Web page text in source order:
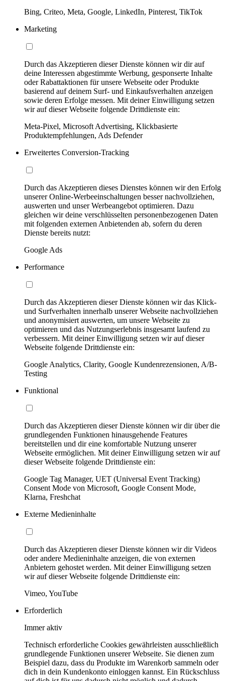
Bing, Criteo, Meta, Google, LinkedIn, Pinterest, TikTok
Marketing
Durch das Akzeptieren dieser Dienste können wir dir auf
deine Interessen abgestimmte Werbung, gesponserte Inhalte
oder Rabattaktionen für unsere Webseite oder Produkte
basierend auf deinem Surf- und Einkaufsverhalten anzeigen
sowie deren Erfolge messen. Mit deiner Einwilligung setzen
wir auf dieser Webseite folgende Drittdienste ein:
Meta-Pixel, Microsoft Advertising, Klickbasierte
Produktempfehlungen, Ads Defender
Erweitertes Conversion-Tracking
Durch das Akzeptieren dieses Dienstes können wir den Erfolg
unserer Online-Werbeeinschaltungen besser nachvollziehen,
auswerten und unser Werbeangebot optimieren. Dazu
gleichen wir deine verschlüsselten personenbezogenen Daten
mit folgenden externen Anbietenden ab, sofern du deren
Dienste bereits nutzt:
Google Ads
Performance
Durch das Akzeptieren dieser Dienste können wir das Klick-
und Surfverhalten innerhalb unserer Webseite nachvollziehen
und anonymisiert auswerten, um unsere Webseite zu
optimieren und das Nutzungserlebnis insgesamt laufend zu
verbessern. Mit deiner Einwilligung setzen wir auf dieser
Webseite folgende Drittdienste ein:
Google Analytics, Clarity, Google Kundenrezensionen, A/B-
Testing
Funktional
Durch das Akzeptieren dieser Dienste können wir dir über die
grundlegenden Funktionen hinausgehende Features
bereitstellen und dir eine komfortable Nutzung unserer
Webseite ermöglichen. Mit deiner Einwilligung setzen wir auf
dieser Webseite folgende Drittdienste ein:
Google Tag Manager, UET (Universal Event Tracking)
Consent Mode von Microsoft, Google Consent Mode,
Klarna, Freshchat
Externe Medieninhalte
Durch das Akzeptieren dieser Dienste können wir dir Videos
oder andere Medieninhalte anzeigen, die von externen
Anbietern gehostet werden. Mit deiner Einwilligung setzen
wir auf dieser Webseite folgende Drittdienste ein:
Vimeo, YouTube
Erforderlich
Immer aktiv
Technisch erforderliche Cookies gewährleisten ausschließlich
grundlegende Funktionen unserer Webseite. Sie dienen zum
Beispiel dazu, dass du Produkte im Warenkorb sammeln oder
dich in dein Kundenkonto einloggen kannst. Ein Rückschluss